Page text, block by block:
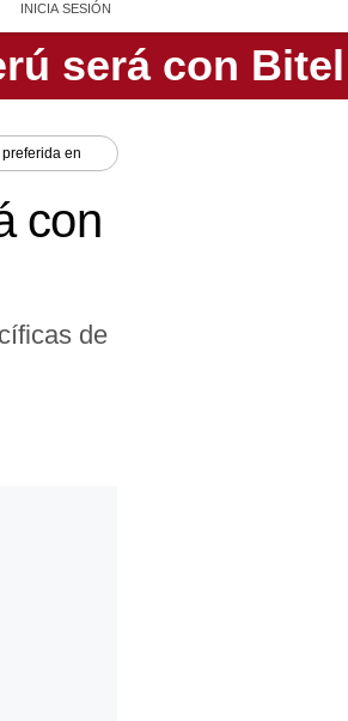
INICIA SESIÓN
en
con
de